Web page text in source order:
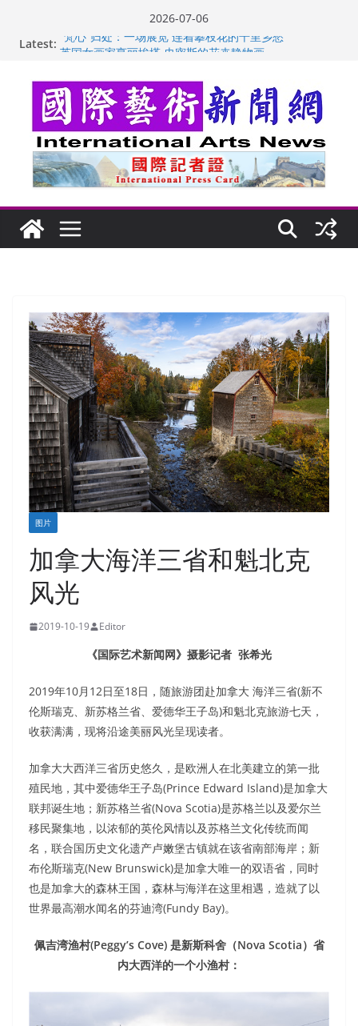
2026-07-06
Latest: “梵心”归处：一场展览 连着攀枝花的千里乡愁
美国人
玛丽安娜·卡拉切娃的绘画：幽默和难以言喻的快乐
苏方 ：“字”得其乐
图片
加拿大海洋三省和魁北克
风光
2019-10-19 Editor
《国际艺术新闻网》摄影记者 张希光
2019年10月12日至18日，随旅游团赴加拿大 海洋三省(新不
伦斯瑞克、新苏格兰省、爱德华王子岛)和魁北克旅游七天，
收获满满，现将沿途美丽风光呈现读者。
加拿大大西洋三省历史悠久，是欧洲人在北美建立的第一批
殖民地，其中爱德华王子岛(Prince Edward Island)是加拿大
联邦诞生地；新苏格兰省(Nova Scotia)是苏格兰以及爱尔兰
移民聚集地，以浓郁的英伦风情以及苏格兰文化传统而闻
名，联合国历史文化遗产卢嫩堡古镇就在该省南部海岸；新
布伦斯瑞克(New Brunswick)是加拿大唯一的双语省，同时
也是加拿大的森林王国，森林与海洋在这里相遇，造就了以
世界最高潮水闻名的芬迪湾(Fundy Bay)。
佩吉湾渔村(Peggy’s Cove) 是新斯科舍（Nova Scotia）省
内大西洋的一个小渔村：